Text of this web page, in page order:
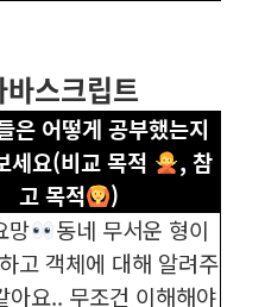
스크립트
은 어떻게 공부했는지
세요(비교 목적
, 참
고 목적
)
망
동네 무서운 형이
고 객체에 대해 알려주
아요.. 무조건 이해해야